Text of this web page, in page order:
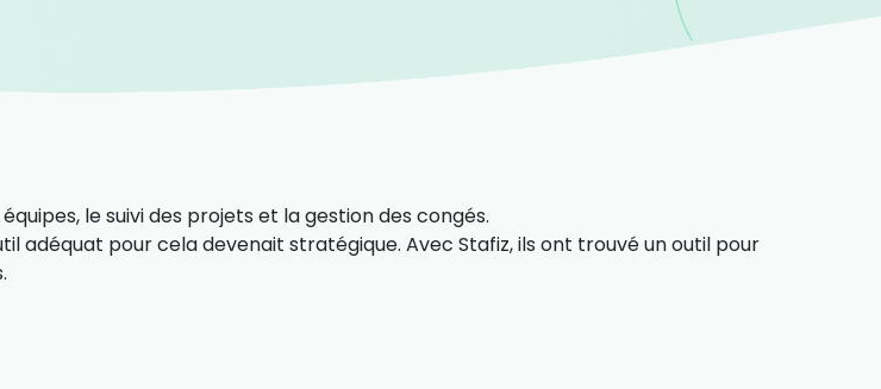
le suivi des projets et la gestion des congés.
adéquat pour cela devenait stratégique. Avec Stafiz, ils ont trouvé un outil pour